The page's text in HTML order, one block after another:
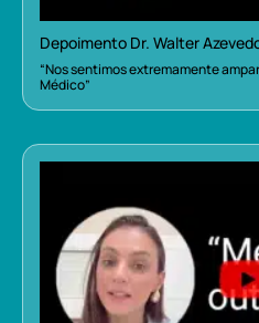
Depoimento Dr. Walter
“Nos sentimos extremamente
Médico”